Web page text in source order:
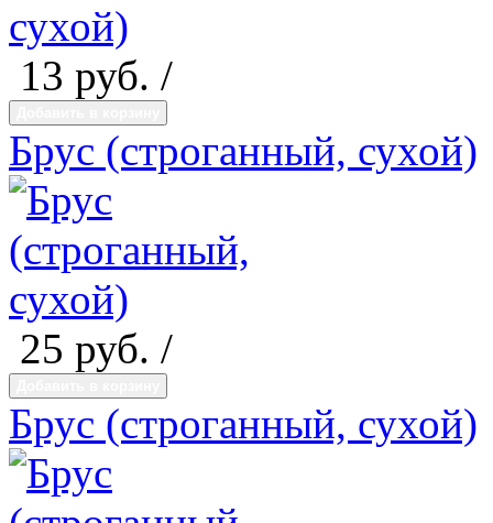
13 руб. /
Брус (строганный, сухой)
25 руб. /
Брус (строганный, сухой)